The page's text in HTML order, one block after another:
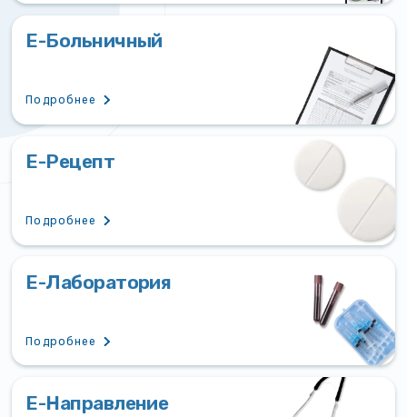
Е-Больничный
Подробнее
Е-Рецепт
Подробнее
Е-Лаборатория
Подробнее
Е-Направление